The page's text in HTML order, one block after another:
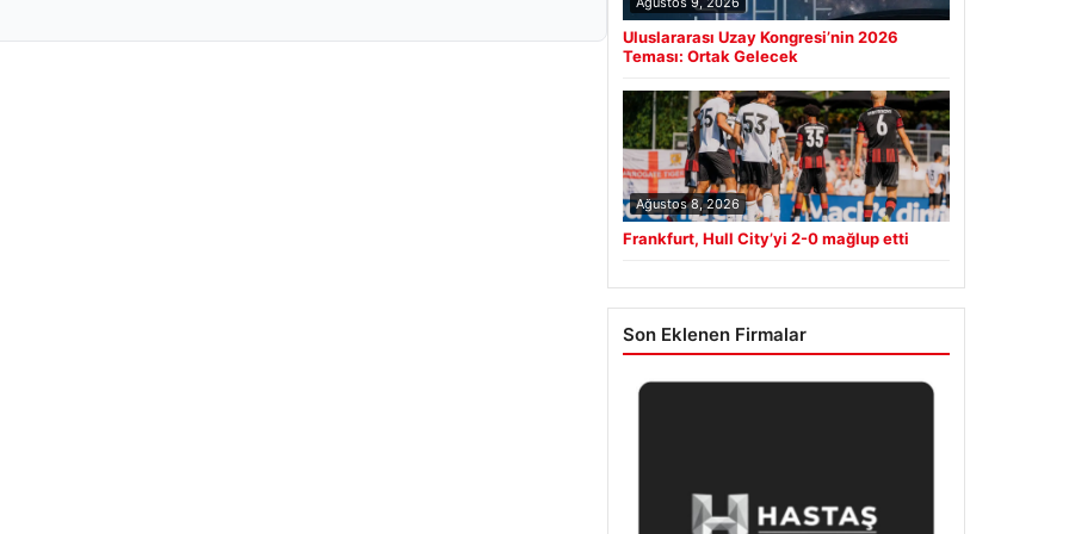
Uluslararası Uzay Kongresi’nin 2026
Teması: Ortak Gelecek
Ağustos 8, 2026
Frankfurt, Hull City’yi 2-0 mağlup etti
Son Eklenen Firmalar